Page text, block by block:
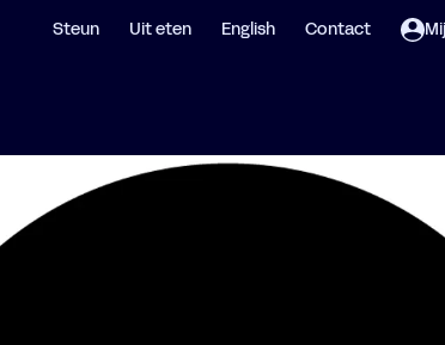
Steun Uit eten English Contact